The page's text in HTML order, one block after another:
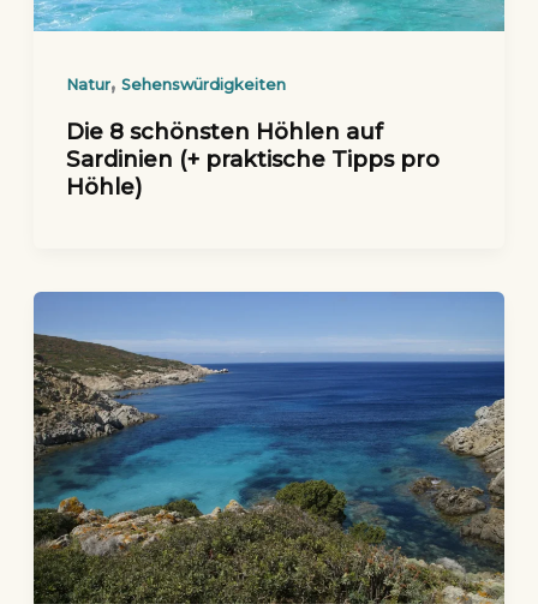
Natur,Sehenswürdigkeiten
Die 8 schönsten Höhlen auf
Sardinien (+ praktische Tipps pro
Höhle)